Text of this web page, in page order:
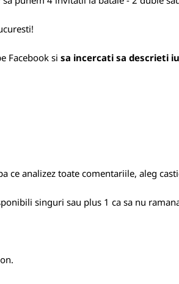
Facebook si sa incercati sa descrieti
ce analizez toate comentariile, aleg
singuri sau plus 1 ca sa nu